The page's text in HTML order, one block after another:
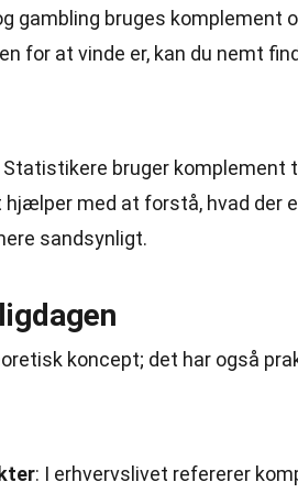
gambling bruges komplement
for at vinde er, kan du nemt
Statistikere bruger komplement
med at forstå, hvad der
sandsynligt.
koncept; det har også
: I erhvervslivet refererer